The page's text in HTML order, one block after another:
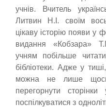
учнів. Вчитель
Литвин Н.І. своїм
цікаву історію появи у
видання «Кобзара»
учням побільше
бібліотеки. Адже у
можна не лише щось
перегорнути
поспілкуватися з